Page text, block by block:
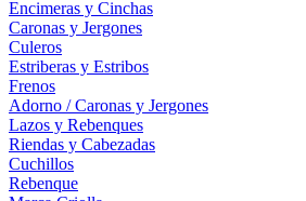
Encimeras y Cinchas
Caronas y Jergones
Culeros
Estriberas y Estribos
Frenos
Adorno / Caronas y Jergones
Lazos y Rebenques
Riendas y Cabezadas
Cuchillos
Rebenque